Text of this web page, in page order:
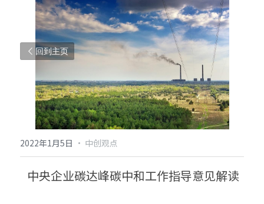
回到主页
2022年1月5日 · 中创观点
中央企业碳达峰碳中和工作指导意见解读